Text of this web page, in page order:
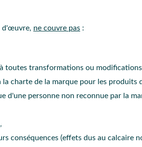
d'œuvre, ne couvre pas :
toutes transformations ou
charte de la marque pour les produits
d'une personne non reconnue par la
conséquences (effets dus au calcaire